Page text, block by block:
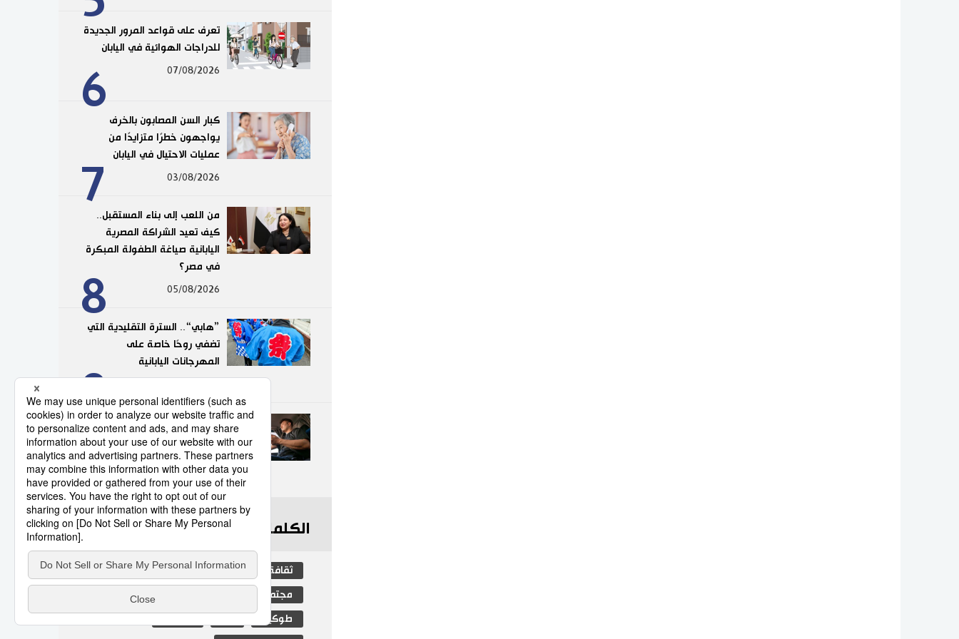
6
تعرف على قواعد المرور الجديدة
للدراجات الهوائية في اليابان
07/08/2026
7
كبار السن المصابون بالخرف
يواجهون خطرًا متزايدًا من
عمليات الاحتيال في اليابان
03/08/2026
8
من اللعب إلى بناء المستقبل..
كيف تعيد الشراكة المصرية
اليابانية صياغة الطفولة المبكرة
في مصر؟
05/08/2026
9
”هابي“.. السترة التقليدية التي
تضفي روحًا خاصة على
المهرجانات اليابانية
10
عدد قياسي لحوادث المرور
الناجمة عن استخدام الهواتف
الذكية في اليابان
10/07/2026
الكلمات الأكثر بحثا
ثقافة التعليم الياباني اليابان
مجتمع الجنس
طوكيو